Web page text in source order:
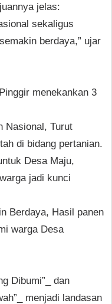
jelas:
sekaligus
berdaya,” ujar
menekankan 3
Nasional, Turut
di bidang pertanian.
Desa Maju,
jadi kunci
Berdaya, Hasil panen
warga Desa
Dibumi”_ dan
menjadi landasan